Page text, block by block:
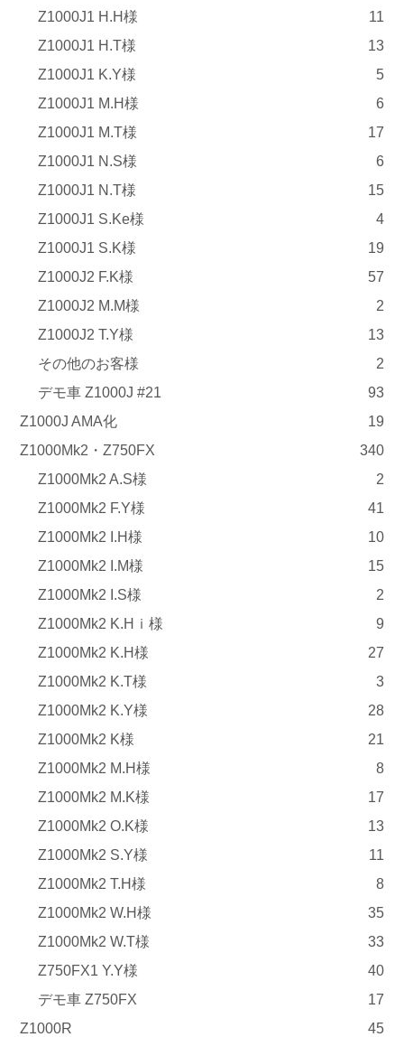
Z1000J1 H.H様
11
Z1000J1 H.T様
13
Z1000J1 K.Y様
5
Z1000J1 M.H様
6
Z1000J1 M.T様
17
Z1000J1 N.S様
6
Z1000J1 N.T様
15
Z1000J1 S.Ke様
4
Z1000J1 S.K様
19
Z1000J2 F.K様
57
Z1000J2 M.M様
2
Z1000J2 T.Y様
13
その他のお客様
2
デモ車 Z1000J #21
93
Z1000J AMA化
19
Z1000Mk2・Z750FX
340
Z1000Mk2 A.S様
2
Z1000Mk2 F.Y様
41
Z1000Mk2 I.H様
10
Z1000Mk2 I.M様
15
Z1000Mk2 I.S様
2
Z1000Mk2 K.Hｉ様
9
Z1000Mk2 K.H様
27
Z1000Mk2 K.T様
3
Z1000Mk2 K.Y様
28
Z1000Mk2 K様
21
Z1000Mk2 M.H様
8
Z1000Mk2 M.K様
17
Z1000Mk2 O.K様
13
Z1000Mk2 S.Y様
11
Z1000Mk2 T.H様
8
Z1000Mk2 W.H様
35
Z1000Mk2 W.T様
33
Z750FX1 Y.Y様
40
デモ車 Z750FX
17
Z1000R
45